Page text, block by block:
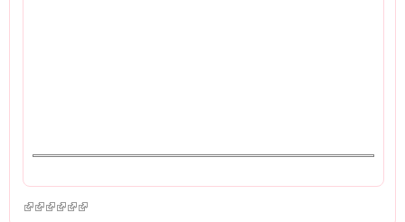
(link is external)
(link is external)
(link is external)
(link is external)
(link is external)
(link is external)